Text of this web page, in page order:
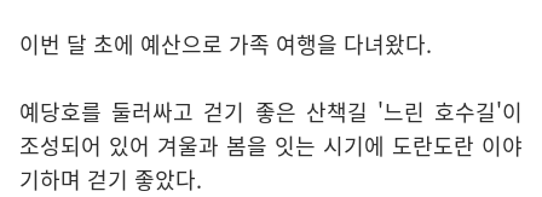
이번 달 초에 예산으로 가족 여행을 다녀왔다.
예당호를 둘러싸고 걷기 좋은 산책길 '느린 호수길'이
조성되어 있어 겨울과 봄을 잇는 시기에 도란도란 이야
기하며 걷기 좋았다.